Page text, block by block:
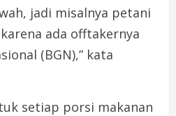
jadi misalnya petani
ada offtakernya
(BGN),” kata
setiap porsi makanan